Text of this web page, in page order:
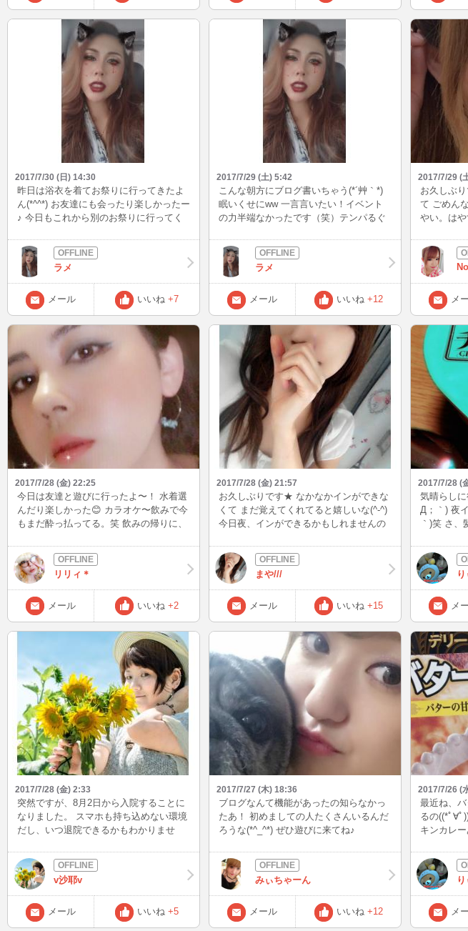
るかもw やっぱり写真貼れないよぉー(；
´Д｀) 皆様、バテバテならないように気を
つけてくださいね！ またねん(^_^)/~
らドレス
2017/7/30 (日) 14:30
昨日は浴衣を着てお祭りに行ってきたよ
ん(*^^*) お友達にも会ったり楽しかったー
♪ 今日もこれから別のお祭りに行ってく
夜も21時頃にinするよー(*^^*) 8月からは
夜中まで出来なかったり3時間くらいしか
インしなかったりが増えると思うけ
ど、、、少しでもよかったらお誘い待っ
てまーす(*´艸｀*) またねん(^_^)/~
ラメ
メール いいね +7
2017/7/29 (土) 5:42
こんな朝方にブログ書いちゃう(*´艸｀*)
眠いくせにww 一言言いたい！イベント
の力半端なかったです（笑）テンパるぐ
(*^^*)朝方まで待たせてしまった方達には
本当に申し訳ない気持ちでいっぱいです
(TдT)懲りずにまた誘ってくれたら嬉しい
なぁ(*´Д｀) 今夜も21時頃待機予定です☆
お時間合う人お誘い待ってまーす(*´ω｀*)
朝方まで居ますが睡魔に勝てずダウンし
たらごめんなさーい（笑） では、夕方か
らお祭りに行くので寝ないとだよん(｀･
ω･´)ゞ 皆様 おやすみなさい(-_-)zzz
ラメ
メール いいね +12
2017/7/29 (
お久しぶ
て ごめん
やい。はや
い。 よし
連れて行
だけど 30
てドレス
お話しま
い… 今日
メ
2017/7/28 (金) 22:25
今日は友達と遊びに行ったよ〜！ 水着選
んだり楽しかった😊 カラオケ〜飲みで今
もまだ酔っ払ってる。笑 飲みの帰りに、
敵な出会いがあったけど、今回はどうか
な？ チャットINしようと思ったけど、酔
っ払ってて無理。笑 明日はINしよーっ
と。
リリィ＊
メール いいね +2
2017/7/28 (金) 21:57
お久しぶりです★ なかなかインができな
くて まだ覚えてくれてると嬉しいな(^-^)
今日夜、インができるかもしれませんの
(✩˙︶˙✩) だだ家族が起きてると声がだせ
れないのでごめんなさい。・°°・(＞_＜)
°・。
まや///
メール いいね +15
2017/7/28 (
気晴らしに
Д；｀) 夜
｀)笑 さ
メ
2017/7/28 (金) 2:33
突然ですが、8月2日から入院することに
なりました。 スマホも持ち込めない環境
だし、いつ退院できるかもわかりませ
でも、これ以上母を亡くした父を困らせ
たくないし、わたしも連日のODで限界が
きてる。 入院しか、選択肢がなかったん
です。 だから、いつになるかわからない
けどまた帰って来られる日まで。 そのと
きは、みんな笑って迎え入れてくださ
v沙耶v
メール いいね +5
2017/7/27 (木) 18:36
ブログなんて機能があったの知らなかっ
たあ！ 初めましての人たくさんいるんだ
ろうな(*^_^*) ぜひ遊びに来てね♪
みぃちゃーん
メール いいね +12
2017/7/26 (
最近ね、
るの((*ﾟ∀ﾟ
キンカレ
メ